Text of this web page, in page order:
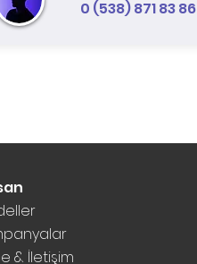
0 (538) 871 83 86
& İletişim